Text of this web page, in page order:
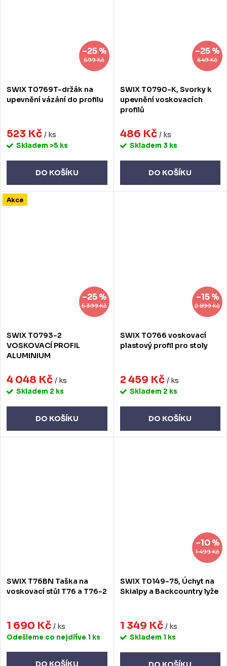
699 Kč
–25 %
SWIX T0769T-držák na
upevnění vázání do profilu
523 Kč / ks
Skladem >5 ks
DO KOŠÍKU
649 Kč
–25 %
SWIX T0790-K, Svorky k
upevnění voskovacích
profilů
486 Kč / ks
Skladem 3 ks
DO KOŠÍKU
Akce
5 399 Kč
–25 %
SWIX T0793-2
VOSKOVACÍ PROFIL
ALUMINIUM
4 048 Kč / ks
Skladem 2 ks
DO KOŠÍKU
2 899 Kč
–15 %
SWIX T0766 voskovací
plastový profil pro stoly
2 459 Kč / ks
Skladem 2 ks
DO KOŠÍKU
SWIX T76BN Taška na
voskovací stůl T76 a T76-2
1 690 Kč / ks
Odešleme co nejdříve 1 ks
DO KOŠÍKU
1 499 Kč
–10 %
SWIX T0149-75, Úchyt na
Skialpy a Backcountry lyže
1 349 Kč / ks
Skladem 1 ks